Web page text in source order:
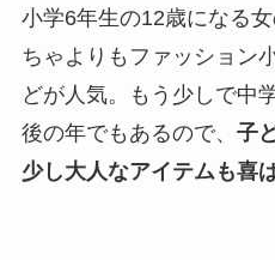
小学6年生の12歳になる
ちゃよりもファッション
どが人気。もう少しで中
後の年でもあるので、 子
少し大人なアイテムも喜